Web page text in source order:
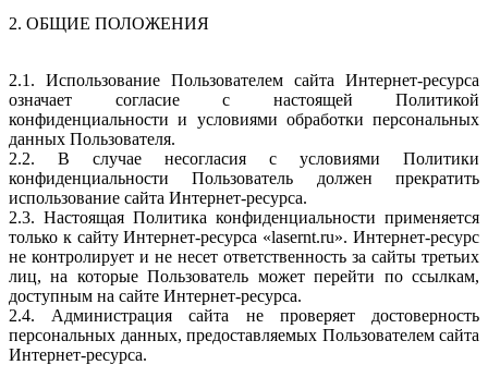
2. ОБЩИЕ ПОЛОЖЕНИЯ
2.1. Использование Пользователем сайта Интернет-ресурса
означает согласие с настоящей Политикой
конфиденциальности и условиями обработки персональных
данных Пользователя.
2.2. В случае несогласия с условиями Политики
конфиденциальности Пользователь должен прекратить
использование сайта Интернет-ресурса.
2.3. Настоящая Политика конфиденциальности применяется
только к сайту Интернет-ресурса «lasernt.ru». Интернет-ресурс
не контролирует и не несет ответственность за сайты третьих
лиц, на которые Пользователь может перейти по ссылкам,
доступным на сайте Интернет-ресурса.
2.4. Администрация сайта не проверяет достоверность
персональных данных, предоставляемых Пользователем сайта
Интернет-ресурса.